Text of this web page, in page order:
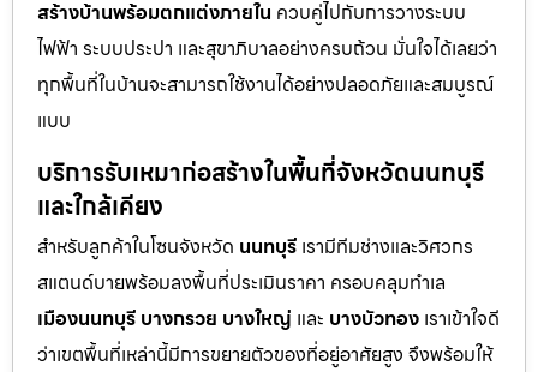
สร้างบ้านพร้อมตกแต่งภายใน ควบคู่ไปกับการวางระบบ
ไฟฟ้า ระบบประปา และสุขาภิบาลอย่างครบถ้วน มั่นใจได้เลยว่า
ทุกพื้นที่ในบ้านจะสามารถใช้งานได้อย่างปลอดภัยและสมบูรณ์
แบบ
บริการรับเหมาก่อสร้างในพื้นที่จังหวัดนนทบุรี
และใกล้เคียง
สำหรับลูกค้าในโซนจังหวัด นนทบุรี เรามีทีมช่างและวิศวกร
สแตนด์บายพร้อมลงพื้นที่ประเมินราคา ครอบคลุมทำเล
เมืองนนทบุรี บางกรวย บางใหญ่ และ บางบัวทอง เราเข้าใจดี
ว่าเขตพื้นที่เหล่านี้มีการขยายตัวของที่อยู่อาศัยสูง จึงพร้อมให้